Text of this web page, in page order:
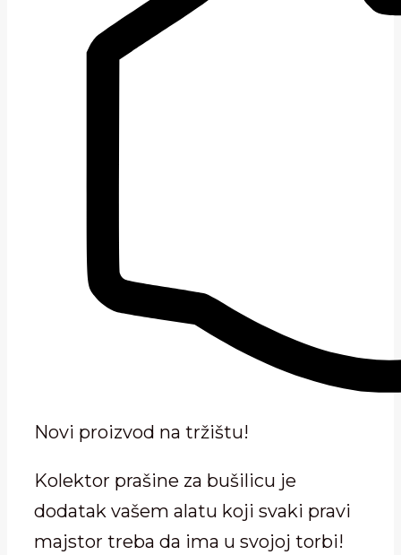
Novi proizvod na tržištu!
Kolektor prašine za bušilicu je
dodatak vašem alatu koji svaki pravi
majstor treba da ima u svojoj torbi!